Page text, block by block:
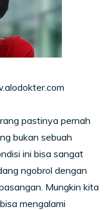
pastinya pernah
bukan sebuah
ini bisa sangat
ngobrol dengan
Mungkin kita
mengalami